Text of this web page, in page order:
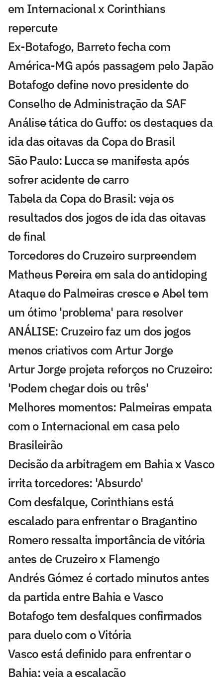
em Internacional x Corinthians
repercute
Ex-Botafogo, Barreto fecha com
América-MG após passagem pelo Japão
Botafogo define novo presidente do
Conselho de Administração da SAF
Análise tática do Guffo: os destaques da
ida das oitavas da Copa do Brasil
São Paulo: Lucca se manifesta após
sofrer acidente de carro
Tabela da Copa do Brasil: veja os
resultados dos jogos de ida das oitavas
de final
Torcedores do Cruzeiro surpreendem
Matheus Pereira em sala do antidoping
Ataque do Palmeiras cresce e Abel tem
um ótimo 'problema' para resolver
ANÁLISE: Cruzeiro faz um dos jogos
menos criativos com Artur Jorge
Artur Jorge projeta reforços no Cruzeiro:
'Podem chegar dois ou três'
Melhores momentos: Palmeiras empata
com o Internacional em casa pelo
Brasileirão
Decisão da arbitragem em Bahia x Vasco
irrita torcedores: 'Absurdo'
Com desfalque, Corinthians está
escalado para enfrentar o Bragantino
Romero ressalta importância de vitória
antes de Cruzeiro x Flamengo
Andrés Gómez é cortado minutos antes
da partida entre Bahia e Vasco
Botafogo tem desfalques confirmados
para duelo com o Vitória
Vasco está definido para enfrentar o
Bahia; veja a escalação